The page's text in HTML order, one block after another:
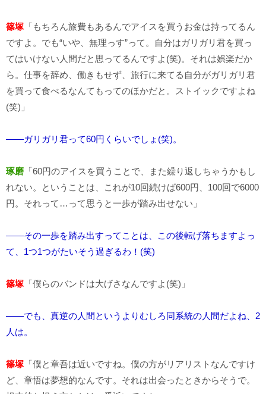
篠塚 「もちろん旅費もあるんでアイスを買うお金は持ってるん
ですよ。でも“いや、無理っす”って。自分はガリガリ君を買っ
てはいけない人間だと思ってるんですよ(笑)。それは娯楽だか
ら。仕事を辞め、働きもせず、旅行に来てる自分がガリガリ君
を買って食べるなんてもってのほかだと。ストイックですよね
(笑)」
――ガリガリ君って60円くらいでしょ(笑)。
琢磨 「60円のアイスを買うことで、また繰り返しちゃうかもし
れない。ということは、これが10回続けば600円、100回で6000
円。それって…って思うと一歩が踏み出せない」
――その一歩を踏み出すってことは、この後転げ落ちますよっ
て、1つ1つがたいそう過ぎるわ！(笑)
篠塚 「僕らのバンドは大げさなんですよ(笑)」
――でも、真逆の人間というよりむしろ同系統の人間だよね、2
人は。
篠塚 「僕と章吾は近いですね。僕の方がリアリストなんですけ
ど、章悟は夢想的なんです。それは出会ったときからそうで。